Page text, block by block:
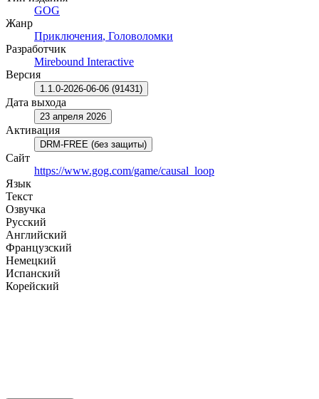
GOG
Жанр
Приключения, Головоломки
Разработчик
Mirebound Interactive
Версия
1.1.0-2026-06-06 (91431)
Дата выхода
23 апреля 2026
Активация
DRM-FREE (без защиты)
Сайт
https://www.gog.com/game/causal_loop
Язык
Текст
Озвучка
Русский
Английский
Французский
Немецкий
Испанский
Корейский